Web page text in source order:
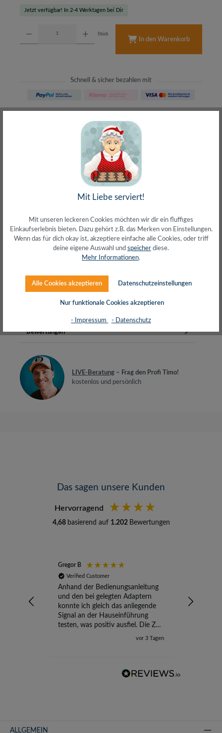
Jetzt verfügbar! In 2-4 Werktagen bei Dir
Stück
In den Warenkorb
Schnell & sicher bezahlen mit
meist direkt aus Waiblingen
30 Tage Rückgaberecht
ohne Risiko bestellen
– Frag den Profi!
kostenlos und persönlich
Über 20+ Jahre Erfahrung
wir wissen von was wir sprechen
40G Ethernet, PoEDraht…
Bewertungen
LIVE-Beratung – Frag den Profi Timo!
kostenlos und persönlich
Das sagen unsere Kunden
Hervorragend
4,68 basierend auf 1.202 Bewertungen
Gregor B
Verified Customer
Anhand der Bedienungsanleitung
und den bei gelegten Adaptern
konnte ich gleich das anliegende
Signal an der Hauseinführung
testen, was positiv ausfiel. Die Zeit
der Ungewissheit ist jetzt vorbei,
vor 3 Tagen
ALLGEMEIN
Mit Liebe serviert!
Mit unseren leckeren Cookies möchten wir dir ein fluffiges
Einkaufserlebnis bieten. Dazu gehört z.B. das Merken von Einstellungen.
Wenn das für dich okay ist, akzeptiere einfache alle Cookies, oder triff
deine eigene Auswahl und speicher diese.
Mehr Informationen.
Alle Cookies akzeptieren Datenschutzeinstellungen
Nur funktionale Cookies akzeptieren
- Impressum - Datenschutz